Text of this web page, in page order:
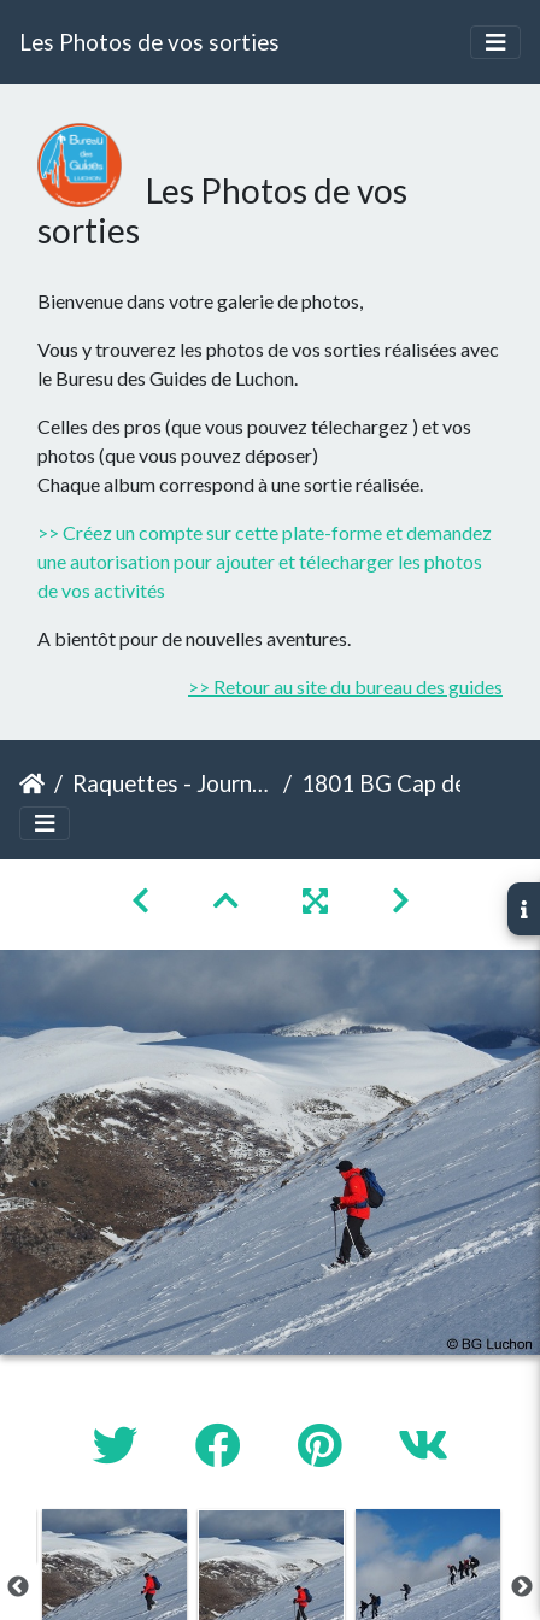
Les Photos de vos sorties
Les Photos de vos
sorties
Bienvenue dans votre galerie de photos,
Vous y trouverez les photos de vos sorties réalisées avec
le Buresu des Guides de Luchon.
Celles des pros (que vous pouvez télechargez ) et vos
photos (que vous pouvez déposer)
Chaque album correspond à une sortie réalisée.
>> Créez un compte sur cette plate-forme et demandez
une autorisation pour ajouter et télecharger les photos
de vos activités
A bientôt pour de nouvelles aventures.
>> Retour au site du bureau des guides
Raquettes - Journée France - Cap de la Lite 1801 BG Cap de la lite 139